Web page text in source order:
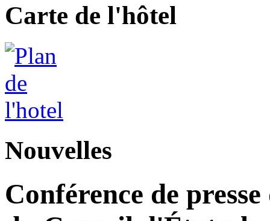
Carte de l'hôtel
Nouvelles
Conférence de